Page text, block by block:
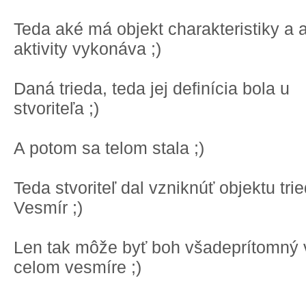
Teda aké má objekt charakteristiky a
aktivity vykonáva ;)
Daná trieda, teda jej definícia bola u
stvoriteľa ;)
A potom sa telom stala ;)
Teda stvoriteľ dal vzniknúť objektu
Vesmír ;)
Len tak môže byť boh všadeprítomný
celom vesmíre ;)